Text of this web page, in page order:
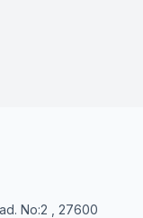
No:2 , 27600